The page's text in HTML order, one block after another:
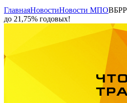
ГлавнаяНовостиНовости МПО
до 21,75% годовых!